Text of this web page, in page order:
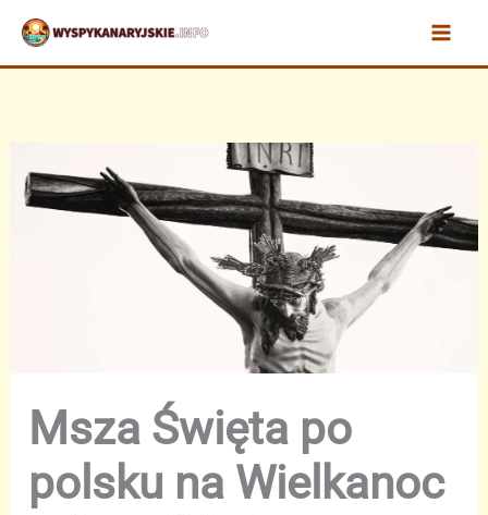
Przejdź
treści
Msza Święta po
polsku na Wielkanoc